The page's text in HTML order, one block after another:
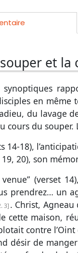
et la
en même
du lavage
cours du
14-18),
20), son
(verset 14
prendrez… un
3 . Christ,
cette maison,
contre
désir de